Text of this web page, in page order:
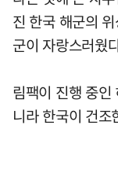
진 한국 해군의
군이 자랑스러웠
림팩이 진행 중인
니라 한국이 건